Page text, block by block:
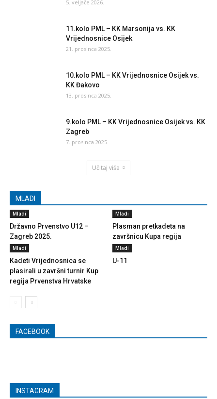
5. veljače 2026.
11.kolo PML – KK Marsonija vs. KK
Vrijednosnice Osijek
21. prosinca 2025.
10.kolo PML – KK Vrijednosnice Osijek vs.
KK Đakovo
13. prosinca 2025.
9.kolo PML – KK Vrijednosnice Osijek vs. KK
Zagreb
7. prosinca 2025.
Učitaj više
MLADI
Mladi
Državno Prvenstvo U12 –
Zagreb 2025.
Mladi
Plasman pretkadeta na
završnicu Kupa regija
Mladi
Kadeti Vrijednosnica se
plasirali u završni turnir Kup
regija Prvenstva Hrvatske
Mladi
U-11
FACEBOOK
INSTAGRAM